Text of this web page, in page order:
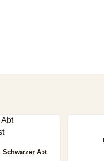
Schwarzer Abt